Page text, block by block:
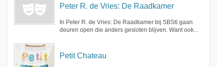
Peter R. de Vries: De Raadkamer
In Peter R. de Vries: De Raadkamer bij SBS6 gaan
deuren open die anders gesloten blijven. Want ook...
Petit Chateau